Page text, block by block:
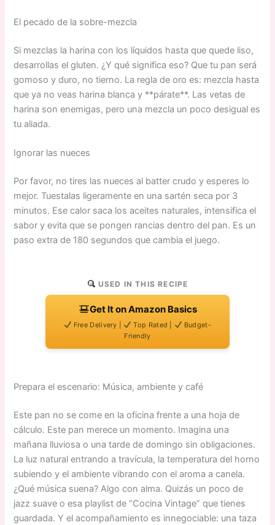
El pecado de la sobre-mezcla
Si mezclas la harina con los líquidos hasta que quede liso,
desarrollas el gluten. ¿Y qué significa eso? Que tu pan será
gomoso y duro, no tierno. La regla de oro es: mezcla hasta
que ya no veas harina blanca y **párate**. Las vetas de
harina son enemigas, pero una mezcla un poco desigual es
tu aliada.
Ignorar las nueces
Por favor, no tires las nueces al batter crudo y esperes lo
mejor. Tuestalas ligeramente en una sartén seca por 3
minutos. Ese calor saca los aceites naturales, intensifica el
sabor y evita que se pongen rancias dentro del pan. Es un
paso extra de 180 segundos que cambia el juego.
USED IN THIS RECIPE
Get It on Amazon Basics
Free Delivery | Top Rated |
Budget-
Friendly
Prepara el escenario: Música, ambiente y café
Este pan no se come en la oficina frente a una hoja de
cálculo. Este pan merece un momento. Imagina una
mañana lluviosa o una tarde de domingo sin obligaciones.
La luz natural entrando a travícula, la temperatura del horno
subiendo y el ambiente vibrando con el aroma a canela.
¿Qué música suena? Algo con alma. Quizás un poco de
jazz suave o esa playlist de “Cocina Vintage” que tienes
guardada. Y el acompañamiento es innegociable: una taza